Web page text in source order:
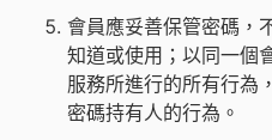
會員應妥善保管密碼，
知道或使用；以同一個
服務所進行的所有行為
密碼持有人的行為。